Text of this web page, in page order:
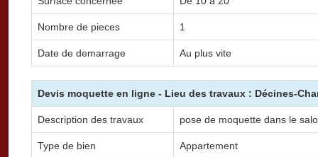
Nombre de pieces 1
Date de demarrage Au plus vite
Devis moquette en ligne - Lieu des travaux : Décines-
Description des travaux pose de moquette dans le
Type de bien Appartement